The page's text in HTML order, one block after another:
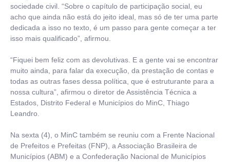
sociedade civil. “Sobre o capítulo de participação social, eu
acho que ainda não está do jeito ideal, mas só de ter uma parte
dedicada a isso no texto, é um passo para gente começar a ter
isso mais qualificado”, afirmou.
“Fiquei bem feliz com as devolutivas. E a gente vai se encontrar
muito ainda, para falar da execução, da prestação de contas e
todas as outras fases dessa política, que é estruturante para a
nossa cultura”, afirmou o diretor de Assistência Técnica a
Estados, Distrito Federal e Municípios do MinC, Thiago
Leandro.
Na sexta (4), o MinC também se reuniu com a Frente Nacional
de Prefeitos e Prefeitas (FNP), a Associação Brasileira de
Municípios (ABM) e a Confederação Nacional de Municípios